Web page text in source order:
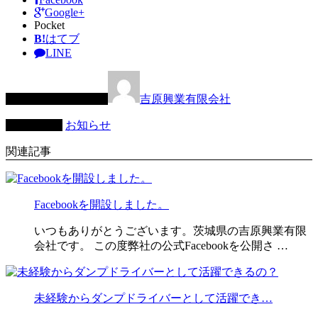
Google+
Pocket
B!はてブ
LINE
吉原興業有限会社
お知らせ
関連記事
Facebookを開設しました。
いつもありがとうございます。茨城県の吉原興業有限
会社です。 この度弊社の公式Facebookを公開さ …
未経験からダンプドライバーとして活躍でき…